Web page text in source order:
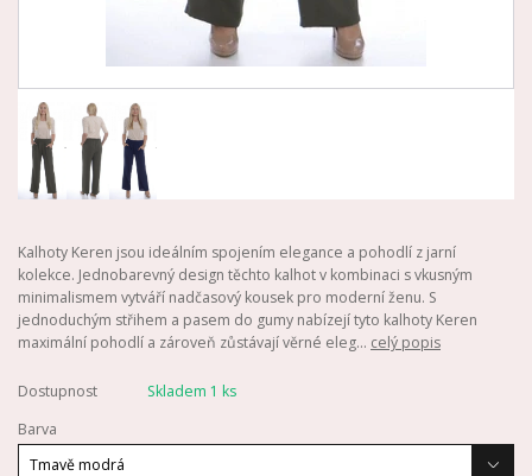
Kalhoty Keren jsou ideálním spojením elegance a pohodlí z jarní
kolekce. Jednobarevný design těchto kalhot v kombinaci s vkusným
minimalismem vytváří nadčasový kousek pro moderní ženu. S
jednoduchým střihem a pasem do gumy nabízejí tyto kalhoty Keren
maximální pohodlí a zároveň zůstávají věrné eleg... celý popis
Dostupnost
Skladem 1 ks
Barva